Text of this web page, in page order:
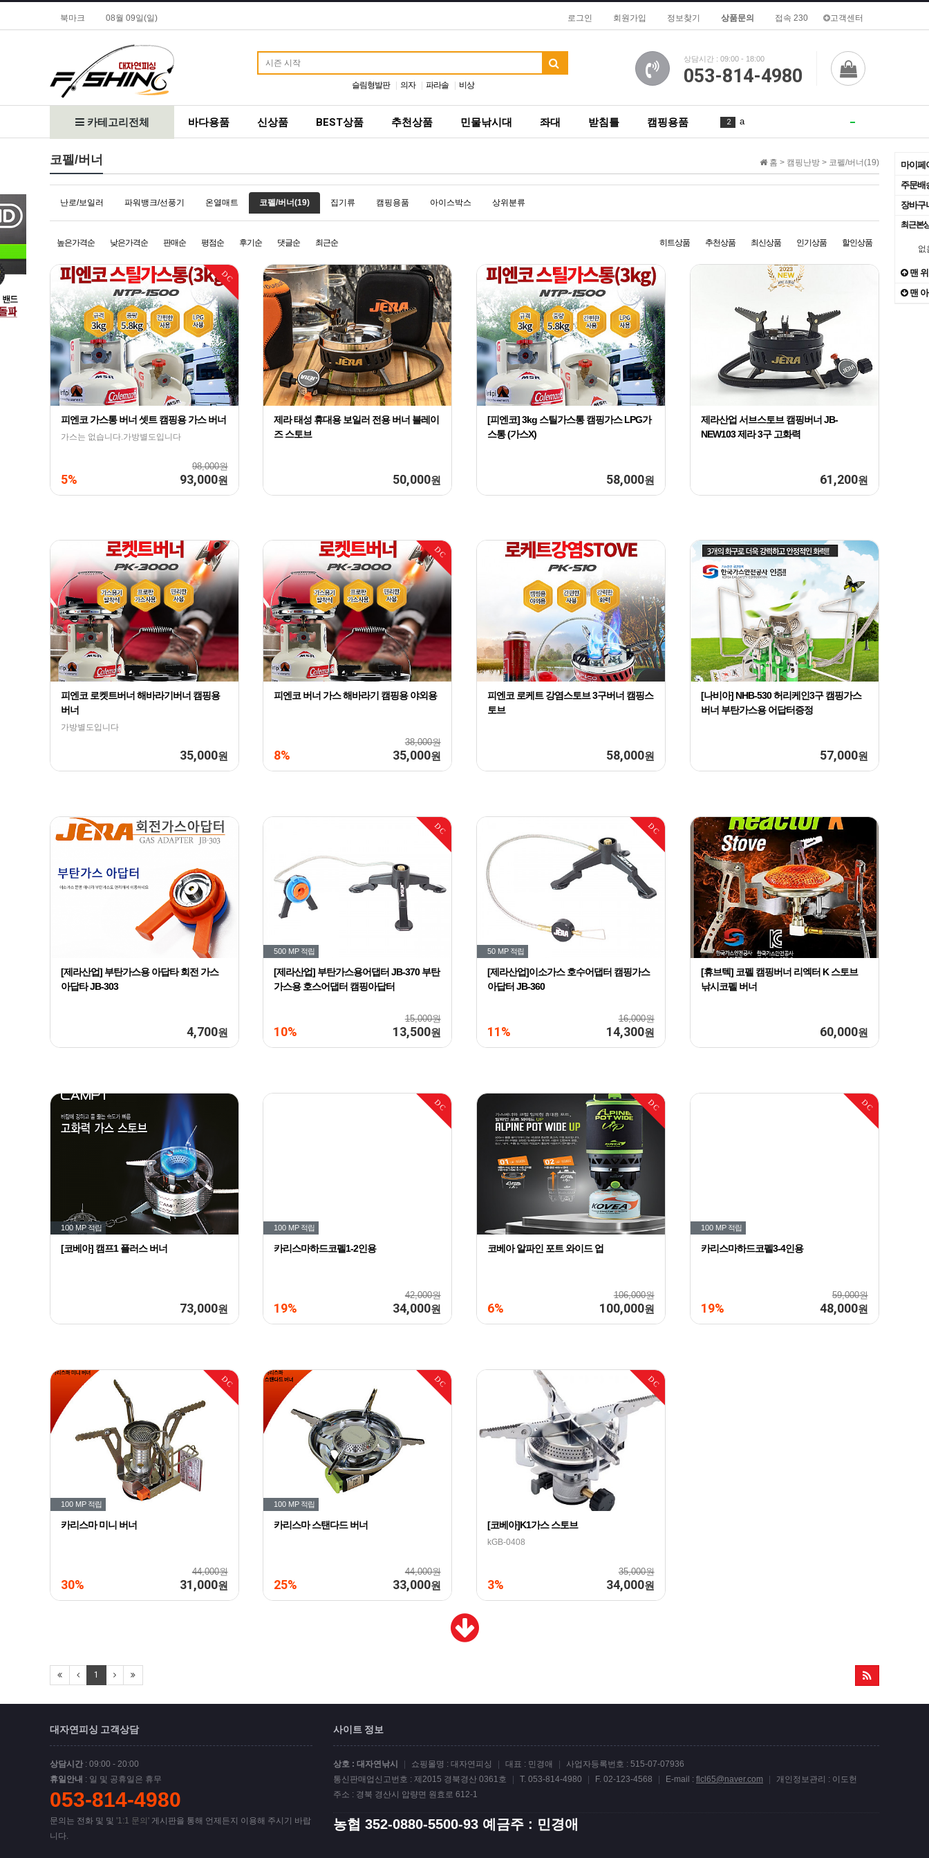
북마크 08월 09일(일) 로그인 회원가입 정보찾기 상품문의 접속 230 고객센터
슬림형발판 의자 파라솔 비상
상담시간 : 09:00 - 18:00
053-814-4980
2 a
2
6
1
7 of
What
for
1 The
카테고리전체 바다용품 신상품 BEST상품 추천상품 민물낚시대 좌대 받침틀 캠핑용품
마이페
주문배
장바구
최근본
없
맨
맨
홈 > 캠핑난방 > 코펠/버너(19)
코펠/버너
난로/보일러 파워뱅크/선풍기 온열매트 코펠/버너(19) 집기류 캠핑용품 아이스박스 상위분류
높은가격순 낮은가격순 판매순 평점순 후기순 댓글순 최근순 히트상품 추천상품 최신상품 인기상품 할인상품
DC
피엔코 가스통 버너 셋트 캠핑용 가스 버너
가스는 없습니다.가방별도입니다
98,000원
5% 93,000원
제라 태성 휴대용 보일러 전용 버너 블레이
즈 스토브
50,000원
[피엔코] 3kg 스틸가스통 캠핑가스 LPG가
스통 (가스X)
58,000원
제라산업 서브스토브 캠핑버너 JB-
NEW103 제라 3구 고화력
61,200원
피엔코 로켓트버너 해바라기버너 캠핑용
버너
가방별도입니다
35,000원
DC
피엔코 버너 가스 해바라기 캠핑용 야외용
38,000원
8% 35,000원
피엔코 로케트 강염스토브 3구버너 캠핑스
토브
58,000원
[나비아] NHB-530 허리케인3구 캠핑가스
버너 부탄가스용 어답터증정
57,000원
[제라산업] 부탄가스용 아답타 회전 가스
아답타 JB-303
4,700원
DC
500 MP 적립
[제라산업] 부탄가스용어댑터 JB-370 부탄
가스용 호스어댑터 캠핑아답터
15,000원
10% 13,500원
DC
50 MP 적립
[제라산업]이소가스 호수어댑터 캠핑가스
아답터 JB-360
16,000원
11% 14,300원
[휴브텍] 코펠 캠핑버너 리엑터 K 스토브
낚시코펠 버너
60,000원
100 MP적립
[코베아] 캠프1 플러스 버너
73,000원
DC
100 MP 적립
카리스마하드코펠1-2인용
42,000원
19% 34,000원
DC
코베아 알파인 포트 와이드 업
106,000원
6% 100,000원
DC
100 MP 적립
카리스마하드코펠3-4인용
59,000원
19% 48,000원
DC
100 MP 적립
카리스마 미니 버너
44,000원
30% 31,000원
DC
100 MP 적립
카리스마 스탠다드 버너
44,000원
25% 33,000원
DC
[코베아]K1가스 스토브
kGB-0408
35,000원
3% 34,000원
1
대자연피싱 고객상담
상담시간 : 09:00 - 20:00
휴일안내 : 일 및 공휴일은 휴무
053-814-4980
문의는 전화 및 및 '1:1 문의' 게시판을 통해 언제든지 이용해 주시기 바랍
니다.
사이트 정보
상호 : 대자연낚시 쇼핑몰명 : 대자연피싱 대표 : 민경애
사업자등록번호 : 515-07-07936
통신판매업신고번호 : 제2015 경북경산 0361호
T. 053-814-4980 F. 02-123-4568 E-mail : flcl65@naver.com
개인정보관리 : 이도헌
주소 : 경북 경산시 압량면 원효로 612-1
농협 352-0880-5500-93 예금주 : 민경애